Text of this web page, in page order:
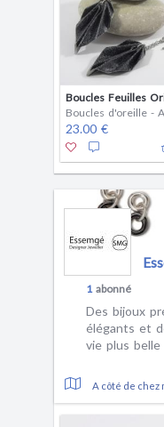
Boucles d'oreille -
23.00 €
1abonné
Des bijoux
élégants et
vie plus belle
A côté de chez